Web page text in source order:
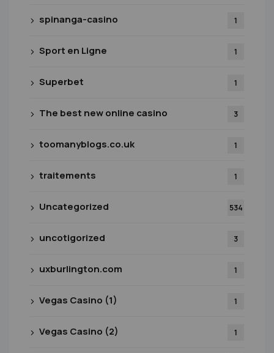
spinanga-casino 1
Sport en Ligne 1
Superbet 1
The best new online casino 3
toomanyblogs.co.uk 1
traitements 1
Uncategorized 534
uncotigorized 3
uxburlington.com 1
Vegas Casino (1) 1
Vegas Casino (2) 1